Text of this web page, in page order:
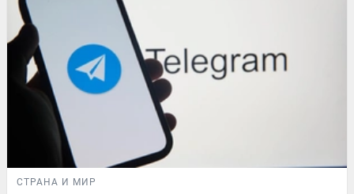
СТРАНА И МИР